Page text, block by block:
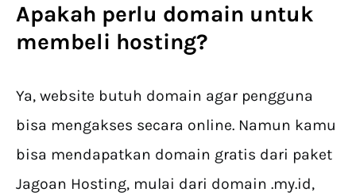
Apakah perlu domain untuk
membeli hosting?
Ya, website butuh domain agar pengguna
bisa mengakses secara online. Namun kamu
bisa mendapatkan domain gratis dari paket
Jagoan Hosting, mulai dari domain .my.id,